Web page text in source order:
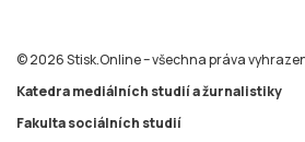
© 2026 Stisk.Online – všechna práva
Katedra mediálních studií a žurnalistiky
Fakulta sociálních studií